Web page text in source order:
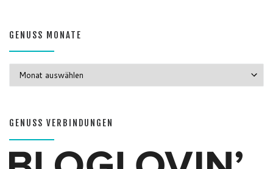
GENUSS MONATE
GENUSS VERBINDUNGEN